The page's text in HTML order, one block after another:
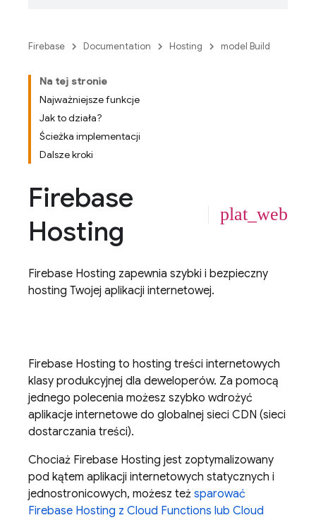
Firebase Documentation Hosting model Build
Na tej stronie
Najważniejsze funkcje
Jak to działa?
Ścieżka implementacji
Dalsze kroki
Firebase
Hosting
plat_web
Firebase Hosting zapewnia szybki i bezpieczny
hosting Twojej aplikacji internetowej.
Firebase Hosting to hosting treści internetowych
klasy produkcyjnej dla deweloperów. Za pomocą
jednego polecenia możesz szybko wdrożyć
aplikacje internetowe do globalnej sieci CDN (sieci
dostarczania treści).
Chociaż Firebase Hosting jest zoptymalizowany
pod kątem aplikacji internetowych statycznych i
jednostronicowych, możesz też sparować
Firebase Hosting z Cloud Functions lub Cloud